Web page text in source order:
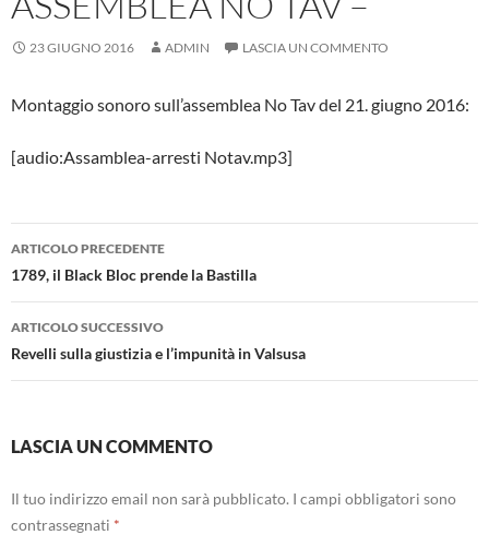
23 GIUGNO 2016 ADMIN LASCIA UN COMMENTO
Montaggio sonoro sull’assemblea No Tav del 21. giugno 2016:
[audio:Assamblea-arresti Notav.mp3]
Navigazione
articolo
ARTICOLO PRECEDENTE
1789, il Black Bloc prende la Bastilla
ARTICOLO SUCCESSIVO
Revelli sulla giustizia e l’impunità in Valsusa
LASCIA UN COMMENTO
Il tuo indirizzo email non sarà pubblicato. I campi obbligatori sono
contrassegnati *